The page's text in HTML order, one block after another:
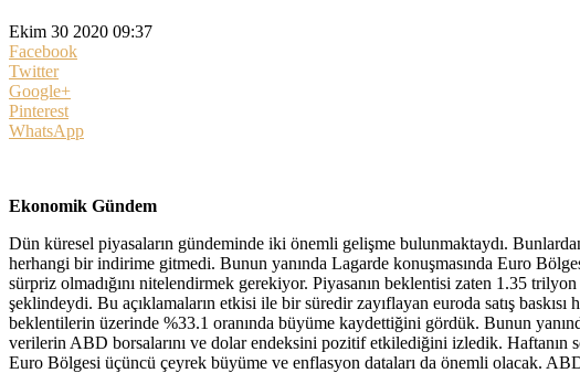
Ekim 30 2020 09:37
Facebook
Twitter
Google+
Pinterest
WhatsApp
Ekonomik Gündem
Dün küresel piyasaların gündeminde iki önemli gelişme bulunmaktaydı.
herhangi bir indirime gitmedi. Bunun yanında Lagarde konuşmasında Euro
sürpriz olmadığını nitelendirmek gerekiyor. Piyasanın beklentisi zaten 1.35
şeklindeydi. Bu açıklamaların etkisi ile bir süredir zayıflayan euroda satış
beklentilerin üzerinde %33.1 oranında büyüme kaydettiğini gördük. Bunun
verilerin ABD borsalarını ve dolar endeksini pozitif etkilediğini izledik. Haftanın
Euro Bölgesi üçüncü çeyrek büyüme ve enflasyon dataları da önemli olacak.